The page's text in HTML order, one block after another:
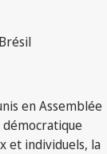
en Assemblée
et individuels, la